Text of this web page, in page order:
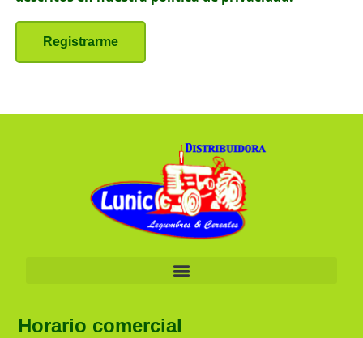
Registrarme
Horario comercial